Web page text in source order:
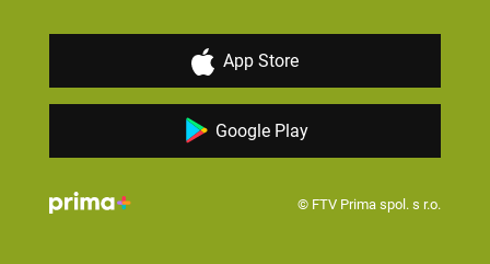
App Store
Google Play
© FTV Prima spol. s r.o.